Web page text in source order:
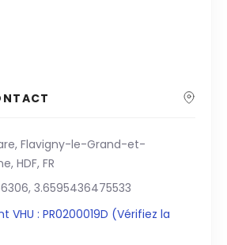
Flavigny-le-Grand-et-
HDF, FR
3.6595436475533
VHU : PR0200019D (Vérifiez la